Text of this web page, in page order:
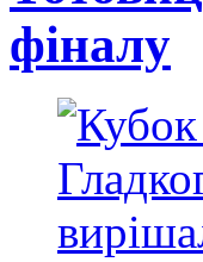
фіналу